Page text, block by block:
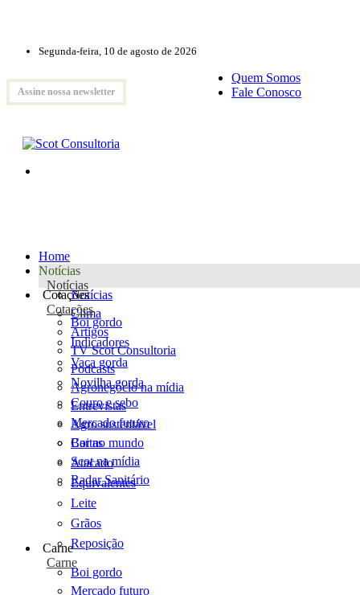
Segunda-feira, 10 de agosto de 2026
Assine nossa newsletter
Quem Somos
Fale Conosco
Home
Notícias
Notícias
Notícias
Clima
Artigos
TV Scot Consultoria
Podcasts
Agronegócio na mídia
Entrevistas
Agro sustentável
Cartas
Scot na mídia
Radar Sanitário
Cotações
Cotações
Boi gordo
Indicadores
Vaca gorda
Novilha gorda
Couro e sebo
Mercado futuro
Boi no mundo
Atacado
Equivalentes
Leite
Grãos
Reposição
Carne
Carne
Boi gordo
Mercado futuro